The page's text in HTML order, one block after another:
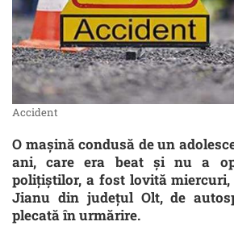
Accident
O mașină condusă de un
ani, care era beat și nu a
polițiștilor, a fost lovită
Jianu din județul Olt, de
plecată în urmărire.